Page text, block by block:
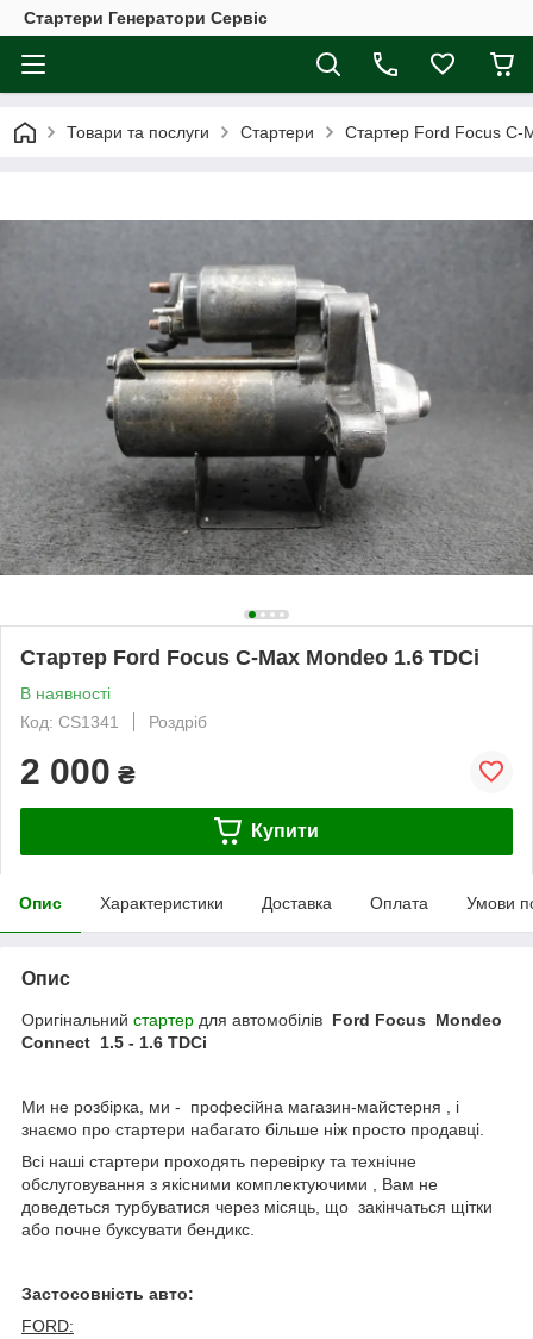
Стартери Генератори Сервіс
Товари та послуги Стартери Cтартер Ford Focus C-
Cтартер Ford Focus C-Max Mondeo 1.6 TDCi
В наявності
Код: CS1341
Роздріб
2 000 ₴
Купити
Опис Характеристики Доставка Оплата Умови
Опис
Оригінальний стартер для автомобілів Ford Focus Mondeo
Connect 1.5 - 1.6 TDCi
Ми не розбірка, ми - професійна магазин-майстерня , і
знаємо про стартери набагато більше ніж просто продавці.
Всі наші стартери проходять перевірку та технічне
обслуговування з якісними комплектуючими , Вам не
доведеться турбуватися через місяць, що закінчаться щітки
або почне буксувати бендикс.
Застосовність авто:
FORD: